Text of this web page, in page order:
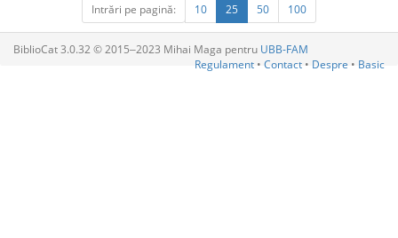
Intrări pe pagină: 10 25 50 100
BiblioCat 3.0.32 © 2015‒2023 Mihai Maga pentru UBB-FAM
Regulament • Contact • Despre • Basic